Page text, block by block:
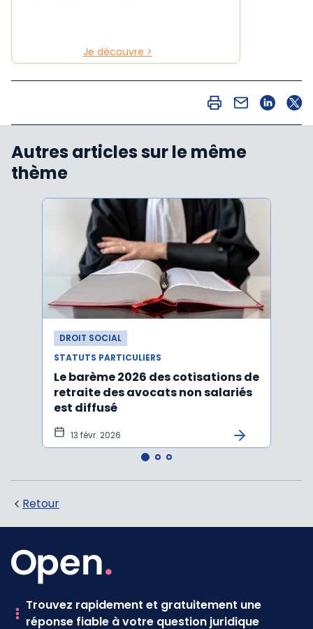
Je découvre >
Autres articles sur le même
thème
DROIT SOCIAL
STATUTS PARTICULIERS
Le barème 2026 des cotisations de
retraite des avocats non salariés
est diffusé
13 févr. 2026
Retour
Trouvez rapidement et gratuitement une
réponse fiable à votre question juridique